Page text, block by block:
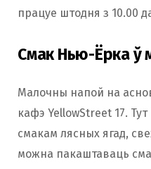
працуе штодня з 10.00
Смак Нью-Ёрка ў
Малочны напой на
кафэ YellowStreet 17.
смакам лясных ягад,
можна пакаштаваць